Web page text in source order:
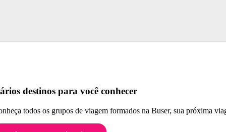
destinos para você conhecer
todos os grupos de viagem formados na Buser, sua próxima